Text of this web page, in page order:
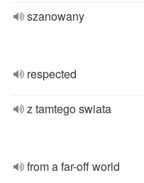
szanowany
respected
z tamtego swiata
from a far-off world